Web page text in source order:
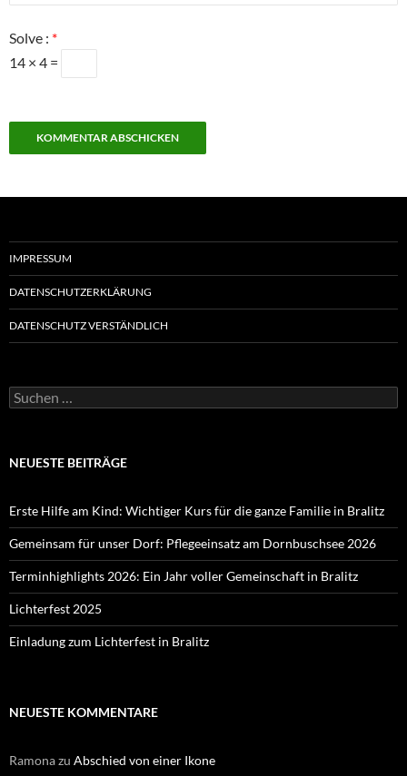
Solve : *
14 × 4 =
IMPRESSUM
DATENSCHUTZERKLÄRUNG
DATENSCHUTZ VERSTÄNDLICH
Suchen
nach:
NEUESTE BEITRÄGE
Erste Hilfe am Kind: Wichtiger Kurs für die ganze Familie in Bralitz
Gemeinsam für unser Dorf: Pflegeeinsatz am Dornbuschsee 2026
Terminhighlights 2026: Ein Jahr voller Gemeinschaft in Bralitz
Lichterfest 2025
Einladung zum Lichterfest in Bralitz
NEUESTE KOMMENTARE
Ramonazu Abschied von einer Ikone